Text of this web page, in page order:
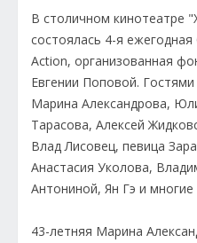
В столичном кинотеатре
состоялась 4-я
Action, организованная
Евгении Поповой.
Марина Александрова,
Тарасова, Алексей
Влад Лисовец, певица
Анастасия Уколова,
Антониной, Ян Гэ и многие
43-летняя Марина